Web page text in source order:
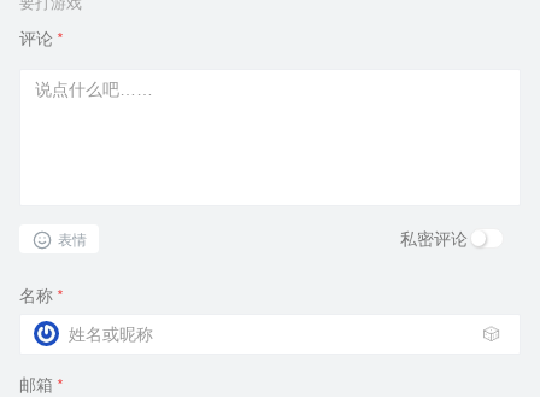
评论 *
表情 私密评论
名称 *
🎲
邮箱 *